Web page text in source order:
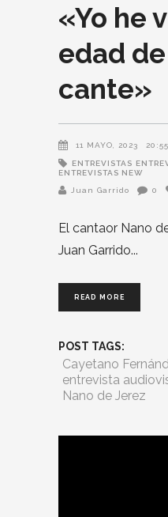
«Yo he
edad
cante»
11 MAYO, 2023 20:55
ENTREVISTAS
ENTREVISTAS NEW
Juan Garrido
0
El cantaor Nano
Juan Garrido
READ MORE
POST TAGS:
Cayetano
entrevista
Nano de Jerez